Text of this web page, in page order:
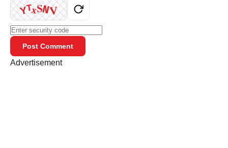
YTxSNV
Post Comment
Advertisement